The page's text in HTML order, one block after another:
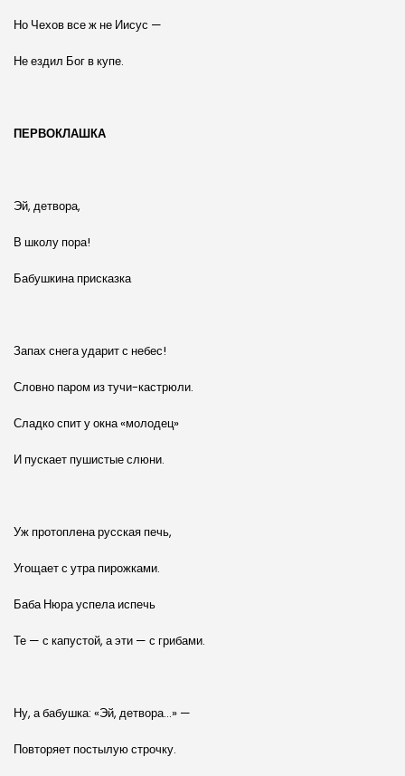
Но Чехов все ж не Иисус —
Не ездил Бог в купе.
ПЕРВОКЛАШКА
Эй, детвора,
В школу пора!
Бабушкина присказка
Запах снега ударит с небес!
Словно паром из тучи-кастрюли.
Сладко спит у окна «молодец»
И пускает пушистые слюни.
Уж протоплена русская печь,
Угощает с утра пирожками.
Баба Нюра успела испечь
Те — с капустой, а эти — с грибами.
Ну, а бабушка: «Эй, детвора…» —
Повторяет постылую строчку.